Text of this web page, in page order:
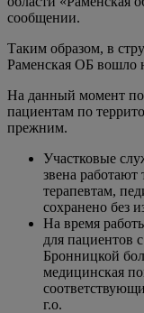
сообщении.
Таким образом, в
Раменская ОБ вошло
На данный момент
пациентам по
прежним.
Участковые
звена
терапевтам,
сохранено без
На время
для пациентов
Бронницкой
медицинская
г.о.